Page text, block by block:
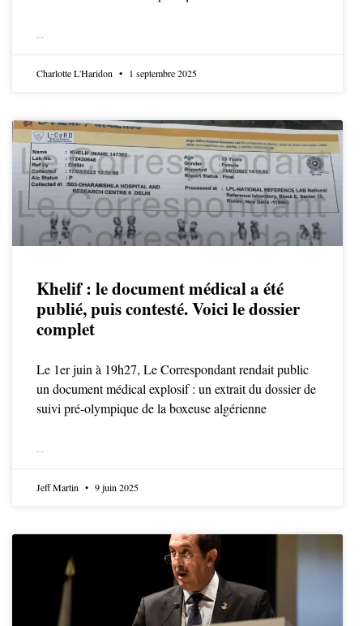
Charlotte L'Haridon 1 septembre 2025
Khelif : le document médical a été
publié, puis contesté. Voici le dossier
complet
Le 1er juin à 19h27, Le Correspondant rendait public
un document médical explosif : un extrait du dossier de
suivi pré-olympique de la boxeuse algérienne
Jeff Martin 9 juin 2025